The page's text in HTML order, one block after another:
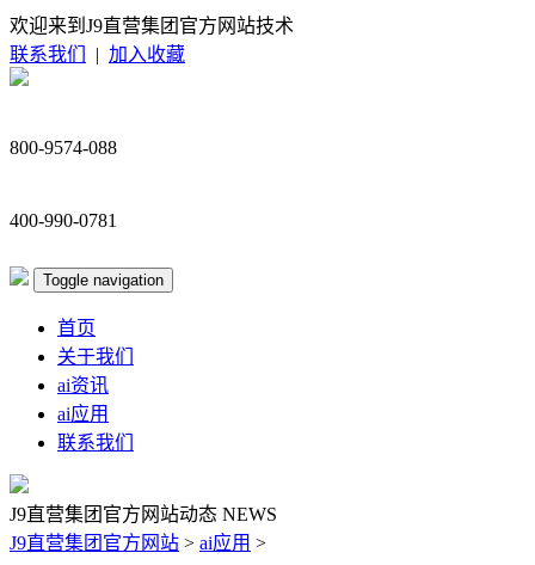
欢迎来到J9直营集团官方网站技术
联系我们
| 加入收藏
800-9574-088
400-990-0781
Toggle navigation
首页
关于我们
ai资讯
ai应用
联系我们
J9直营集团官方网站动态 NEWS
J9直营集团官方网站 > ai应用 >